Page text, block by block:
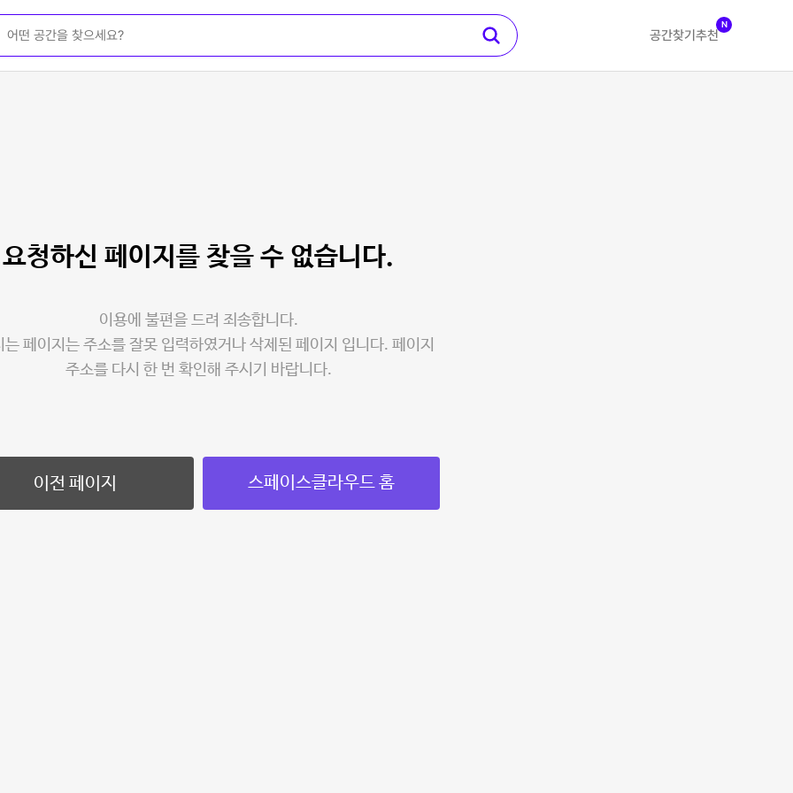
공간찾기 추천
N
요청하신 페이지를 찾을 수 없습니다.
이용에 불편을 드려 죄송합니다.
는 페이지는 주소를 잘못 입력하였거나 삭제된 페이지 입니다. 페이지
주소를 다시 한 번 확인해 주시기 바랍니다.
이전 페이지 스페이스클라우드 홈